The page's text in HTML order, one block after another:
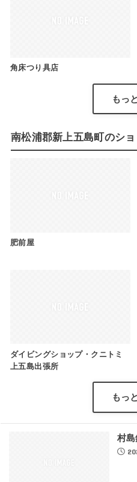
角床つり具店
もっ
南松浦郡新上五島町のシ
肥前屋
ダイビングショップ・クニトミ
上五島出張所
もっ
村